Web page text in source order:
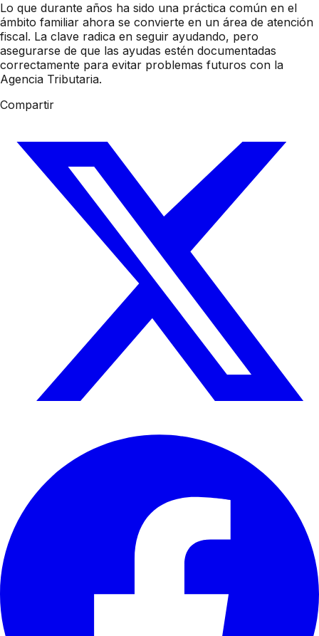
Lo que durante años ha sido una práctica común en el
ámbito familiar ahora se convierte en un área de atención
fiscal. La clave radica en seguir ayudando, pero
asegurarse de que las ayudas estén documentadas
correctamente para evitar problemas futuros con la
Agencia Tributaria.
Compartir